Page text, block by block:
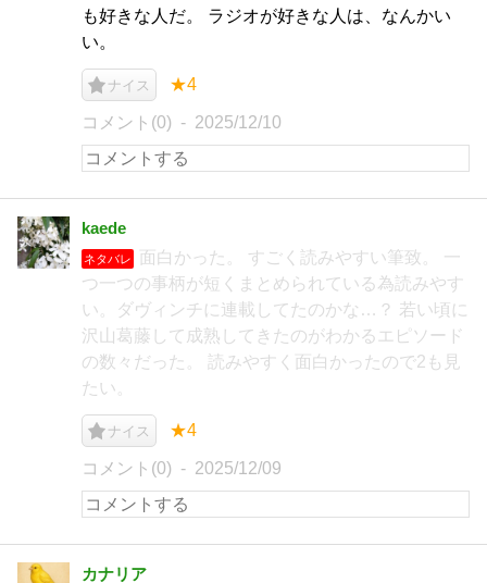
も好きな人だ。 ラジオが好きな人は、なんかい
い。
ナイス ★4
コメント(0) 2025/12/10
kaede
ネタバレ
面白かった。 すごく読みやすい筆致。 一
つ一つの事柄が短くまとめられている為読みやす
い。ダヴィンチに連載してたのかな…？ 若い頃に
沢山葛藤して成熟してきたのがわかるエピソード
の数々だった。 読みやすく面白かったので2も見
たい。
ナイス ★4
コメント(0) 2025/12/09
カナリア